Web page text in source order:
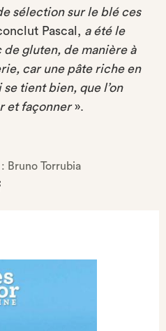
sélection sur le blé ces
Pascal, a été le
gluten, de manière à
car une pâte riche en
tient bien, que l’on
et façonner».
Bruno Torrubia